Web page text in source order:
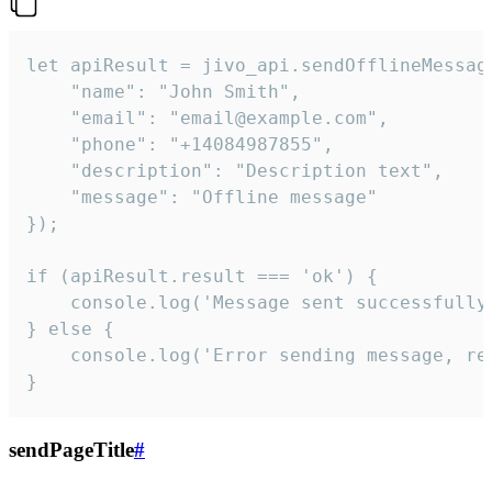
let apiResult =
    "name": "John Smith",
    "email": "email@example.com",
    "phone": "+14084987855",
    "description": "Description text",
    "message": "Offline message"
});
if (apiResult.result === 'ok') {
console.log('Message sent
} else {
console.log('Error sending message,
}
sendPageTitle#